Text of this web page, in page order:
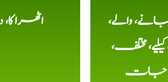
اٹھرا
والے،
مختلف،
جات